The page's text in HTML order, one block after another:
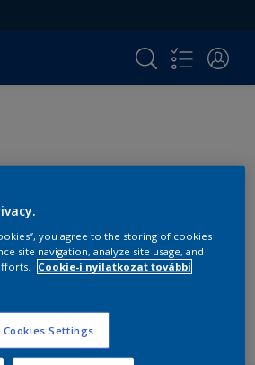
you agree to the storing of cookies
site navigation, analyze site usage, and
Cookie-i nyilatkozat további
Cookies Settings